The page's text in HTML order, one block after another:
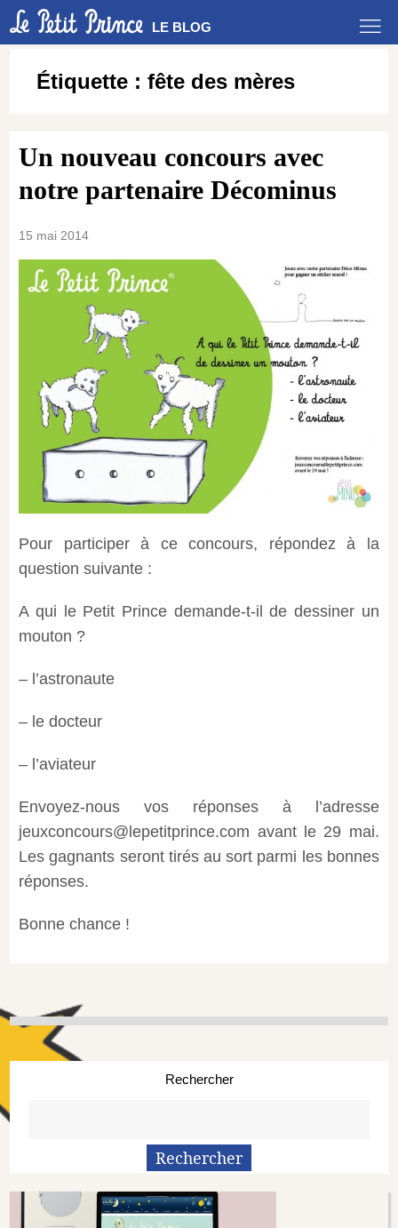
LE BLOG
Étiquette :fête des mères
Un nouveau concours avec
notre partenaire Décominus
15 mai 2014
Pour participer à ce concours, répondez à la
question suivante :
A qui le Petit Prince demande-t-il de dessiner un
mouton ?
– l’astronaute
– le docteur
– l’aviateur
Envoyez-nous vos réponses à l’adresse
jeuxconcours@lepetitprince.com avant le 29 mai.
Les gagnants seront tirés au sort parmi les bonnes
réponses.
Bonne chance !
Rechercher